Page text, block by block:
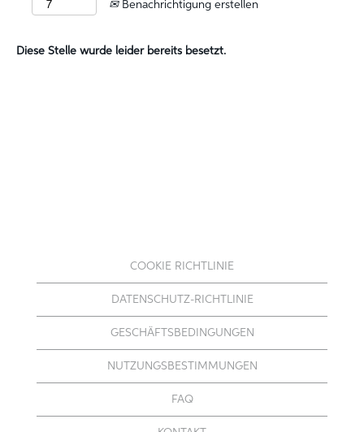
Benachrichtigung erstellen
Diese Stelle wurde leider bereits besetzt.
COOKIE RICHTLINIE
DATENSCHUTZ-RICHTLINIE
GESCHÄFTSBEDINGUNGEN
NUTZUNGSBESTIMMUNGEN
FAQ